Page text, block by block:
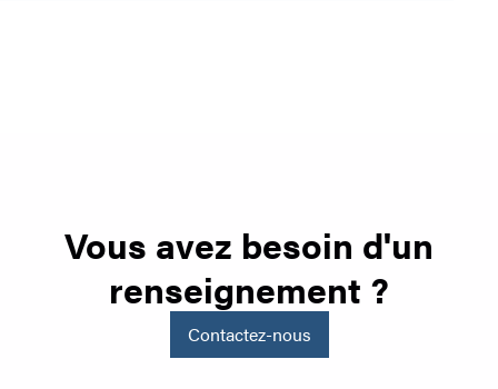
Vous avez besoin d'un
renseignement ?
Contactez-nous